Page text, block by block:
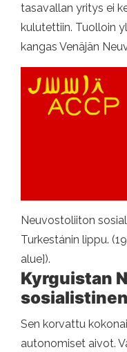
tasavallan yritys ei
kulutettiin. Tuolloin
kangas Venäjän
Neuvostoliiton
Turkestánin lippu.
alue]).
Kyrguistan
Sen korvattu
autonomiset aivot.